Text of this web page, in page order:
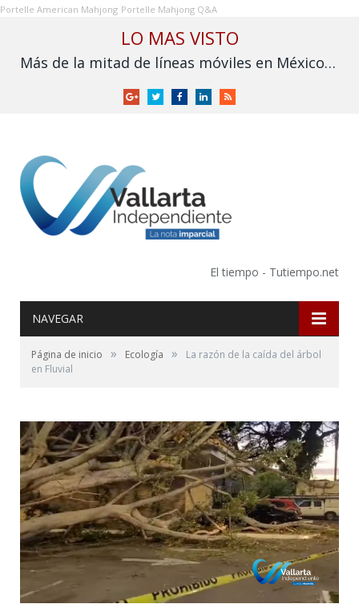
Portelle American Mahjong Portelle Mahjong Q&A
LO MAS VISTO
Más de la mitad de líneas móviles en México aún no se vinculan a la CURP
GoogleTwitterFacebookLinkedInRSS
El tiempo - Tutiempo.net
NAVEGAR
Página de inicio » Ecología »
La razón de la caída del árbol
en Fluvial